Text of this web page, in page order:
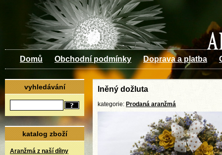
Domů Obchodní podmínky Doprava a platba
vyhledávání
katalog zboží
Aranžmá z naší dílny
lněný dožluta
kategorie: Prodaná aranžmá